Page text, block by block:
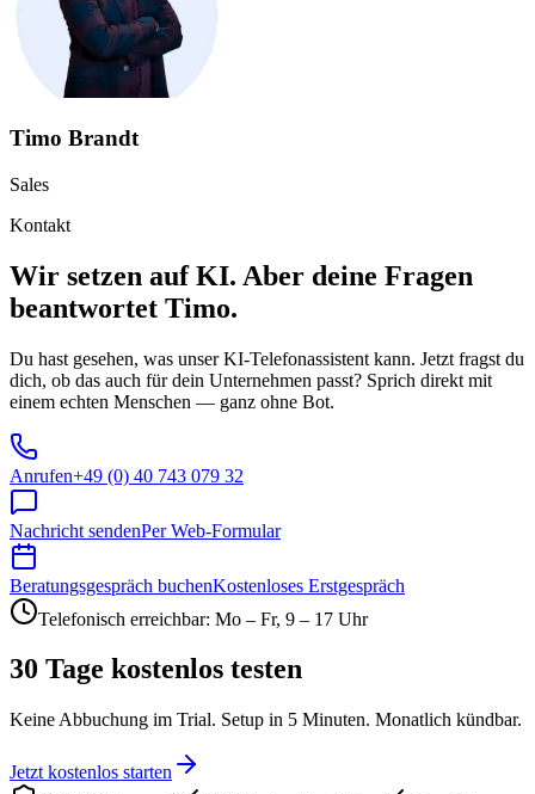
Timo Brandt
Sales
Kontakt
Wir setzen auf KI. Aber deine Fragen
beantwortet Timo.
Du hast gesehen, was unser KI-Telefonassistent kann. Jetzt fragst du
dich, ob das auch für dein Unternehmen passt? Sprich direkt mit
einem echten Menschen — ganz ohne Bot.
Anrufen+49 (0) 40 743 079 32
Nachricht sendenPer Web-Formular
Beratungsgespräch buchenKostenloses Erstgespräch
Telefonisch erreichbar: Mo – Fr, 9 – 17 Uhr
30 Tage kostenlos testen
Keine Abbuchung im Trial. Setup in 5 Minuten. Monatlich kündbar.
Jetzt kostenlos starten